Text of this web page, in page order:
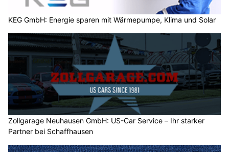
KEG GmbH: Energie sparen mit Wärmepumpe, Klima und Solar
Zollgarage Neuhausen GmbH: US-Car Service – Ihr starker
Partner bei Schaffhausen